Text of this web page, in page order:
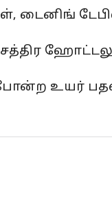
டைனிங்
போன்ற உயர்